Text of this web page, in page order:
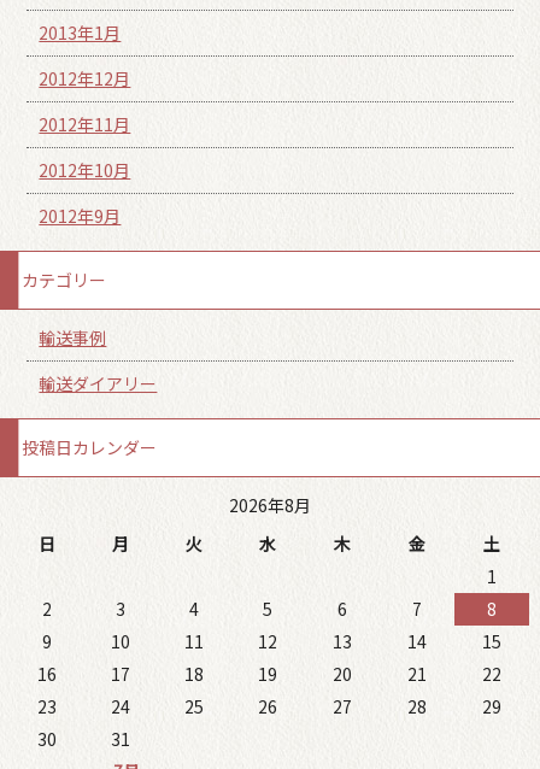
2013年1月
2012年12月
2012年11月
2012年10月
2012年9月
カテゴリー
輸送事例
輸送ダイアリー
投稿日カレンダー
2026年8月
日
月 火 水 木 金 土
1
2
3 4 5 6 7
8
9
10 11 12 13 14
15
16
17 18 19 20 21
22
23
24 25 26 27 28
29
30
31